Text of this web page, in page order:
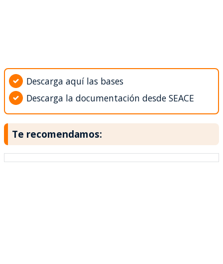
Descarga aquí las bases
Descarga la documentación desde SEACE
Te recomendamos: